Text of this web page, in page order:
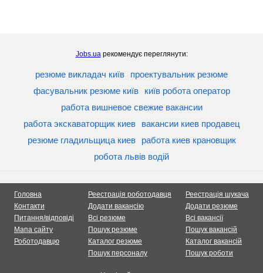
Jobs.uaрекомендує переглянути:
резюме викладач київ
проектувальник резюме
фасувальник резюме київ
київ робота оператор
работа вишневое свежие вакансии
работа экскаваторщик киев
вакансии киев продавец
резюме гладильщица киев
работа киев крановщик
робота львів водій
Головна
Контакти
Питання/відповіді
Мапа сайту
Роботодавцю
Реестрація роботодавця
Додати вакансію
Всі резюме
Пошук резюме
Каталог резюме
Пошук персоналу
Реестрація шукача
Додати резюме
Всі вакансії
Пошук вакансій
Каталог вакансій
Пошук роботи